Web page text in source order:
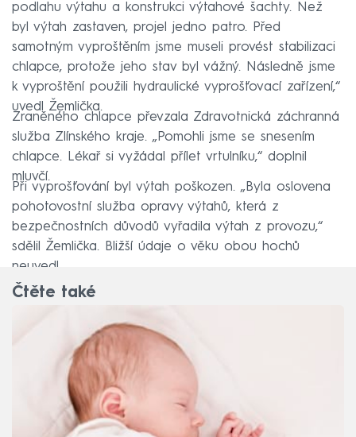
podlahu výtahu a konstrukci výtahové šachty. Než
byl výtah zastaven, projel jedno patro. Před
samotným vyproštěním jsme museli provést stabilizaci
chlapce, protože jeho stav byl vážný. Následně jsme
k vyproštění použili hydraulické vyprošťovací zařízení,“
uvedl Žemlička.
Zraněného chlapce převzala Zdravotnická záchranná
služba Zlínského kraje. „Pomohli jsme se snesením
chlapce. Lékař si vyžádal přílet vrtulníku,“ doplnil
mluvčí.
Při vyprošťování byl výtah poškozen. „Byla oslovena
pohotovostní služba opravy výtahů, která z
bezpečnostních důvodů vyřadila výtah z provozu,“
sdělil Žemlička. Bližší údaje o věku obou hochů
neuvedl.
Čtěte také